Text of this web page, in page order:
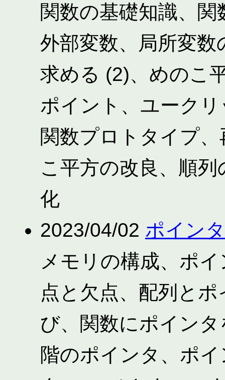
関数の基礎知識、
外部変数、局所変
求める (2)、めのこ
ポイント、ユーク
関数プロトタイプ
こ平方の改良、順
化
2023/04/02 ポインタ
メモリの構成、ポ
点と欠点、配列と
び、関数にポイン
階のポインタ、ポ